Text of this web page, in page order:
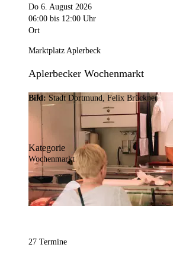
Do 6. August 2026
06:00 bis 12:00 Uhr
Ort
Marktplatz Aplerbeck
Aplerbecker Wochenmarkt
Bild: Stadt Dortmund, Felix Brückner
Kategorie
Wochenmarkt
27 Termine